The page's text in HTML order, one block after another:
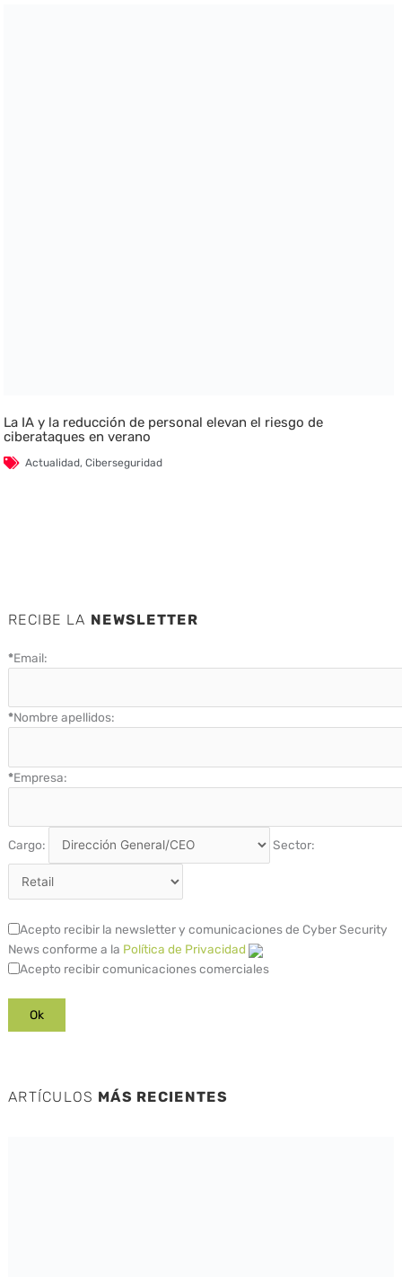
La IA y la reducción de personal elevan el riesgo de
ciberataques en verano
Actualidad,Ciberseguridad
RECIBE LA NEWSLETTER
*Email:
*Nombre apellidos:
*Empresa:
Cargo: Sector:
Acepto recibir la newsletter y comunicaciones de Cyber Security
News conforme a la Política de Privacidad
Acepto recibir comunicaciones comerciales
ARTÍCULOS MÁS RECIENTES